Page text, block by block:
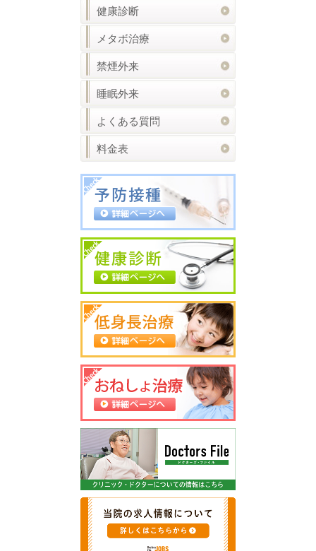
健康診断
メタボ治療
禁煙外来
睡眠外来
よくある質問
料金表